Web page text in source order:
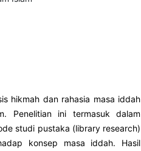
hikmah dan rahasia masa iddah
Penelitian ini termasuk dalam
studi pustaka (library research)
konsep masa iddah. Hasil